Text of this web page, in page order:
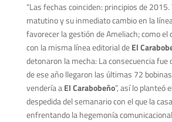
“Las fechas coinciden: principios de
matutino y su inmediato cambio en la
favorecer la gestión de Ameliach; como el
con la misma línea editorial deEl
detonaron la mecha: La consecuencia fue
de ese año llegaron las últimas 72
vendería aEl Carabobeño”, así lo planteó
despedida del semanario con el que la
enfrentando la hegemonía